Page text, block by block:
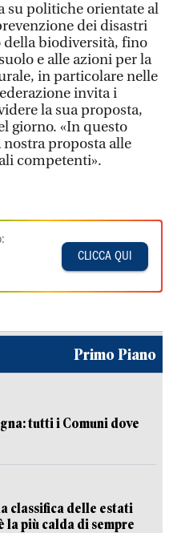
su politiche orientate al
dei disastri
biodiversità, fino
e alle azioni per la
in particolare nelle
invita i
la sua proposta,
giorno. «In questo
proposta alle
competenti».
CLICCA QUI
Primo Piano
tutti i Comuni dove
classifica delle estati
la più calda di sempre